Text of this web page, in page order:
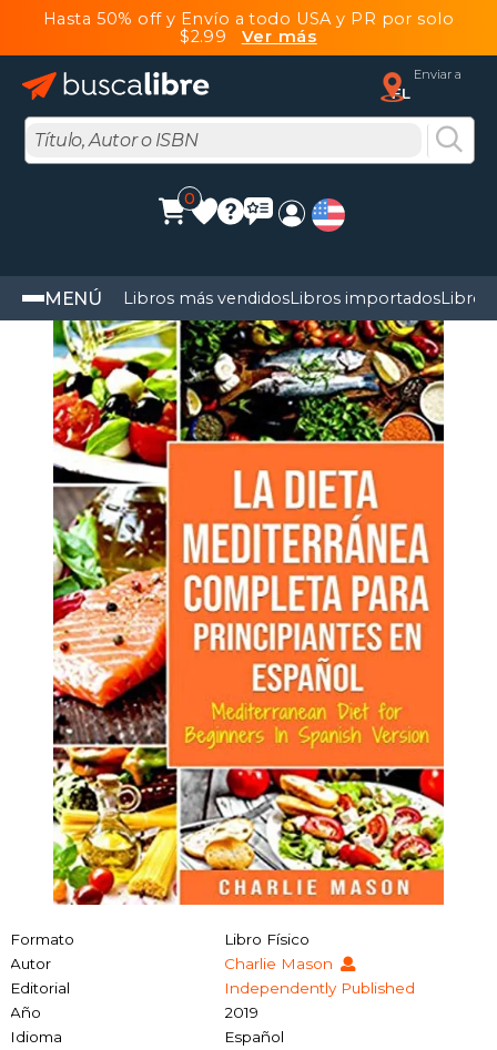
Hasta 50% off y Envío a todo USA y PR por solo
$2.99 Ver más
Enviar a
FL
0
MENÚ Libros más vendidosLibros importadosLibros
Formato
Libro Físico
Autor
Charlie Mason
Editorial
Independently Published
Año
2019
Idioma
Español